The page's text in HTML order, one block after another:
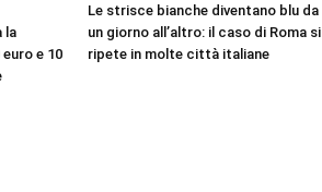
la
e 10
Le strisce bianche diventano blu da
un giorno all’altro: il caso di Roma si
ripete in molte città italiane